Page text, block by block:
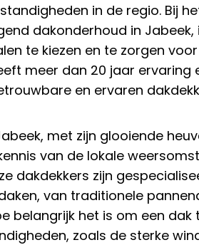
in de regio. Bij
dakonderhoud in
te kiezen en te zorgen
meer dan 20 jaar ervaring
en ervaren
met zijn glooiende
van de lokale
dakdekkers zijn
van traditionele
belangrijk het is om een
zoals de sterke